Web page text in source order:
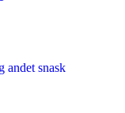
andet snask